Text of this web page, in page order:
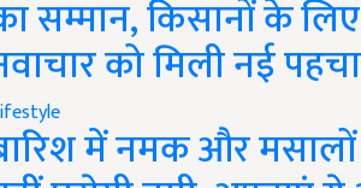
सम्मान, किसानों के लिए
को मिली नई
में नमक और